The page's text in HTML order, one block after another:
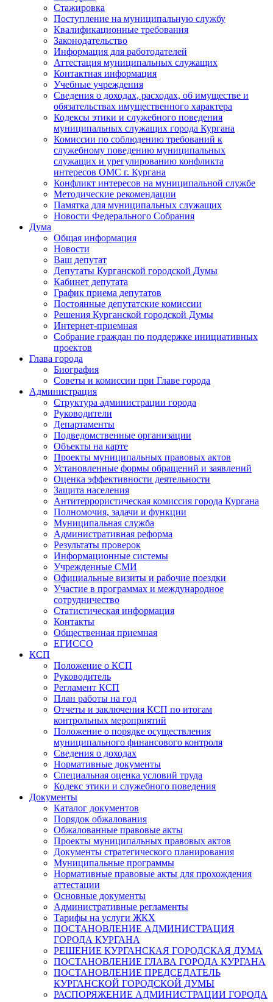
Стажировка
Поступление на муниципальную службу
Квалификационные требования
Законодательство
Информация для работодателей
Аттестация муниципальных служащих
Контактная информация
Учебные учреждения
Сведения о доходах, расходах, об имуществе и
обязательствах имущественного характера
Кодексы этики и служебного поведения
муниципальных служащих города Кургана
Комиссии по соблюдению требований к
служебному поведению муниципальных
служащих и урегулированию конфликта
интересов ОМС г. Кургана
Конфликт интересов на муниципальной службе
Методические рекомендации
Памятка для муниципальных служащих
Новости Федерального Cобрания
Дума
Общая информация
Новости
Ваш депутат
Депутаты Курганской городской Думы
Кабинет депутата
График приема депутатов
Постоянные депутатские комиссии
Решения Курганской городской Думы
Интернет-приемная
Собрание граждан по поддержке инициативных
проектов
Глава города
Биография
Советы и комиссии при Главе города
Администрация
Структура администрации города
Руководители
Департаменты
Подведомственные организации
Объекты на карте
Проекты муниципальных правовых актов
Установленные формы обращений и заявлений
Оценка эффективности деятельности
Защита населения
Антитеррористическая комиссия города Кургана
Полномочия, задачи и функции
Муниципальная служба
Административная реформа
Результаты проверок
Информационные системы
Учрежденные СМИ
Официальные визиты и рабочие поездки
Участие в программах и международное
сотрудничество
Статистическая информация
Контакты
Общественная приемная
ЕГИССО
КСП
Положение о КСП
Руководитель
Регламент КСП
План работы на год
Отчеты и заключения КСП по итогам
контрольных мероприятий
Положение о порядке осуществления
муниципального финансового контроля
Сведения о доходах
Нормативные документы
Специальная оценка условий труда
Кодекс этики и служебного поведения
Документы
Каталог документов
Порядок обжалования
Обжалованные правовые акты
Проекты муниципальных правовых актов
Документы стратегического планирования
Муниципальные программы
Нормативные правовые акты для прохождения
аттестации
Основные документы
Административные регламенты
Тарифы на услуги ЖКХ
ПОСТАНОВЛЕНИЕ АДМИНИСТРАЦИЯ
ГОРОДА КУРГАНА
РЕШЕНИЕ КУРГАНСКАЯ ГОРОДСКАЯ ДУМА
ПОСТАНОВЛЕНИЕ ГЛАВА ГОРОДА КУРГАНА
ПОСТАНОВЛЕНИЕ ПРЕДСЕДАТЕЛЬ
КУРГАНСКОЙ ГОРОДСКОЙ ДУМЫ
РАСПОРЯЖЕНИЕ АДМИНИСТРАЦИИ ГОРОДА